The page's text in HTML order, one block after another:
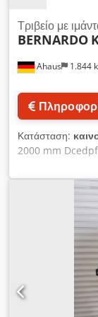
Ahaus 1.844
Τριβείο με
BERNARDO
Κατάσταση:
2000 mm
m/sel
έως 30 - 90
75,0 mm
Συσκευή
απαίτηση
148 kg.
x 2000 DUO
λείανση άκρων
λείανση ακμών,
κυλινδρική
επιφανειακή